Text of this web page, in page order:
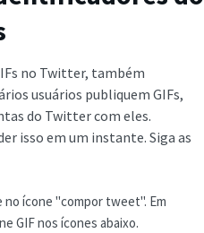
no Twitter, também
usuários publiquem GIFs,
do Twitter com eles.
isso em um instante. Siga as
no ícone "compor tweet". Em
GIF nos ícones abaixo.